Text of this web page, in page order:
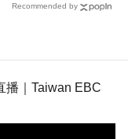
Recommended by
播｜Taiwan EBC